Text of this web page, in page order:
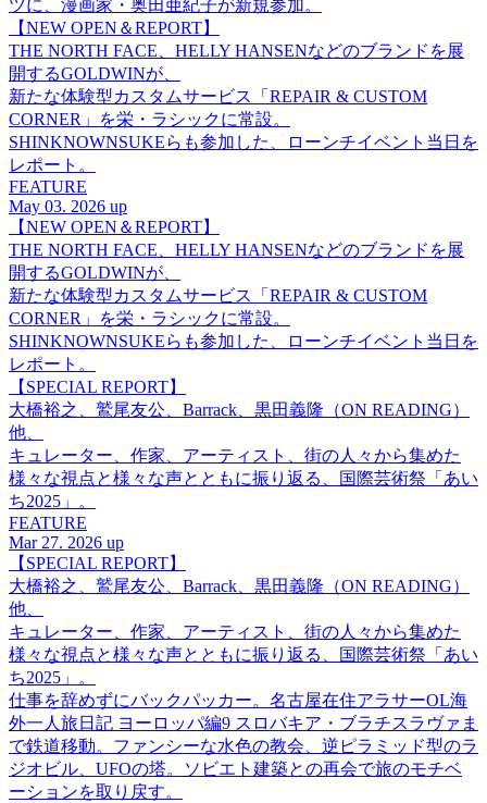
ツに、漫画家・奥田亜紀子が新規参加。
【NEW OPEN＆REPORT】
THE NORTH FACE、HELLY HANSENなどのブランドを展
開するGOLDWINが、
新たな体験型カスタムサービス「REPAIR & CUSTOM
CORNER」を栄・ラシックに常設。
SHINKNOWNSUKEらも参加した、ローンチイベント当日を
レポート。
FEATURE
May 03. 2026 up
【NEW OPEN＆REPORT】
THE NORTH FACE、HELLY HANSENなどのブランドを展
開するGOLDWINが、
新たな体験型カスタムサービス「REPAIR & CUSTOM
CORNER」を栄・ラシックに常設。
SHINKNOWNSUKEらも参加した、ローンチイベント当日を
レポート。
【SPECIAL REPORT】
大橋裕之、鷲尾友公、Barrack、黒田義隆（ON READING）
他、
キュレーター、作家、アーティスト、街の人々から集めた
様々な視点と様々な声とともに振り返る、国際芸術祭「あい
ち2025」。
FEATURE
Mar 27. 2026 up
【SPECIAL REPORT】
大橋裕之、鷲尾友公、Barrack、黒田義隆（ON READING）
他、
キュレーター、作家、アーティスト、街の人々から集めた
様々な視点と様々な声とともに振り返る、国際芸術祭「あい
ち2025」。
仕事を辞めずにバックパッカー。名古屋在住アラサーOL海
外一人旅日記 ヨーロッパ編9 スロバキア・ブラチスラヴァま
で鉄道移動。ファンシーな水色の教会、逆ピラミッド型のラ
ジオビル、UFOの塔。ソビエト建築との再会で旅のモチベ
ーションを取り戻す。